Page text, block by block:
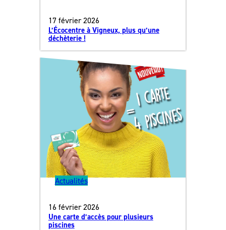
17 février 2026
L’Écocentre à Vigneux, plus qu’une
déchèterie !
Actualités
16 février 2026
Une carte d’accès pour plusieurs
piscines